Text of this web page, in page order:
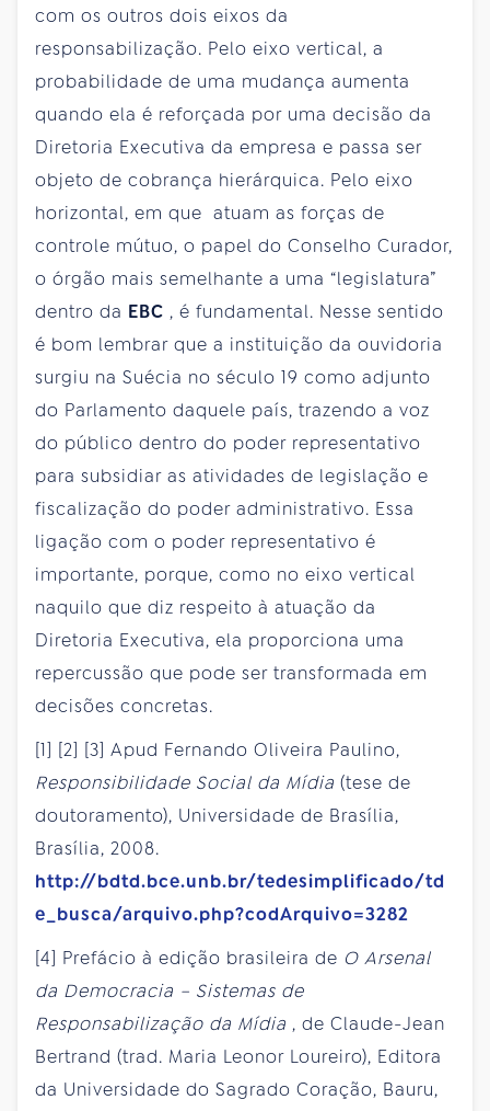
com os outros dois eixos da
responsabilização. Pelo eixo vertical, a
probabilidade de uma mudança aumenta
quando ela é reforçada por uma decisão da
Diretoria Executiva da empresa e passa ser
objeto de cobrança hierárquica. Pelo eixo
horizontal, em que atuam as forças de
controle mútuo, o papel do Conselho Curador,
o órgão mais semelhante a uma “legislatura”
dentro da EBC , é fundamental. Nesse sentido
é bom lembrar que a instituição da ouvidoria
surgiu na Suécia no século 19 como adjunto
do Parlamento daquele país, trazendo a voz
do público dentro do poder representativo
para subsidiar as atividades de legislação e
fiscalização do poder administrativo. Essa
ligação com o poder representativo é
importante, porque, como no eixo vertical
naquilo que diz respeito à atuação da
Diretoria Executiva, ela proporciona uma
repercussão que pode ser transformada em
decisões concretas.
[1] [2] [3] Apud Fernando Oliveira Paulino,
Responsibilidade Social da Mídia (tese de
doutoramento), Universidade de Brasília,
Brasília, 2008.
http://bdtd.bce.unb.br/tedesimplificado/td
e_busca/arquivo.php?codArquivo=3282
[4] Prefácio à edição brasileira de O Arsenal
da Democracia – Sistemas de
Responsabilização da Mídia , de Claude-Jean
Bertrand (trad. Maria Leonor Loureiro), Editora
da Universidade do Sagrado Coração, Bauru,